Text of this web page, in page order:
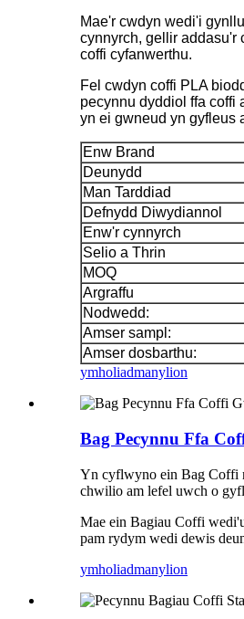
Mae'r cwdyn wedi'i
cynnyrch, gellir addasu'r
coffi cyfanwerthu.
Fel cwdyn coffi PLA
pecynnu dyddiol ffa coffi
yn ei gwneud yn gyfleus
Enw Brand
Deunydd
Man Tarddiad
Defnydd Diwydiannol
Enw'r cynnyrch
Selio a Thrin
MOQ
Argraffu
Nodwedd:
Amser sampl:
Amser dosbarthu:
ymholiadmanylion
Bag Pecynnu Ffa
Yn cyflwyno ein Bag Coffi
chwilio am lefel uwch o
Mae ein Bagiau Coffi
pam rydym wedi dewis
ymholiadmanylion